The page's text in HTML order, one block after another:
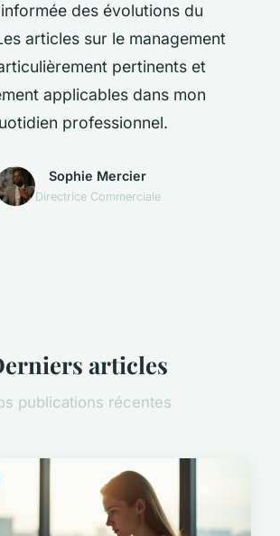
des évolutions du
articles sur le management
pertinents et
applicables dans mon
professionnel.
Sophie Mercier
Directrice Commerciale
articles
publications récentes